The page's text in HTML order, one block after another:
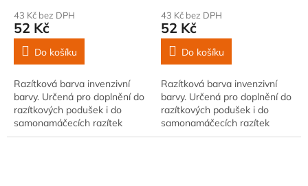
43 Kč bez DPH
52 Kč
Do košíku
Razítková barva invenzivní
barvy. Určená pro doplnění do
razítkových podušek i do
samonamáčecích razítek
43 Kč bez DPH
52 Kč
Do košíku
Razítková barva invenzivní
barvy. Určená pro doplnění do
razítkových podušek i do
samonamáčecích razítek